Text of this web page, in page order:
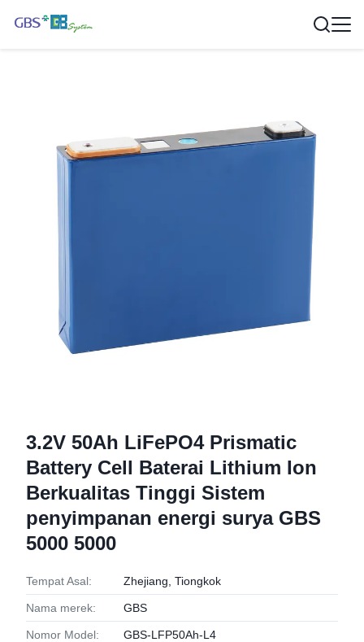
3.2V 50Ah LiFePO4 Prismatic
Battery Cell Baterai Lithium Ion
Berkualitas Tinggi Sistem
penyimpanan energi surya GBS
5000 5000
Tempat Asal: Zhejiang, Tiongkok
Nama merek: GBS
Nomor Model: GBS-LFP50Ah-L4